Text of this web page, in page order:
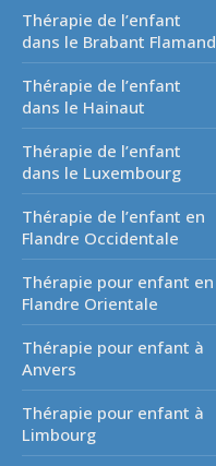
Thérapie de l’enfant
dans le Brabant Flamand
Thérapie de l’enfant
dans le Hainaut
Thérapie de l’enfant
dans le Luxembourg
Thérapie de l’enfant en
Flandre Occidentale
Thérapie pour enfant en
Flandre Orientale
Thérapie pour enfant à
Anvers
Thérapie pour enfant à
Limbourg